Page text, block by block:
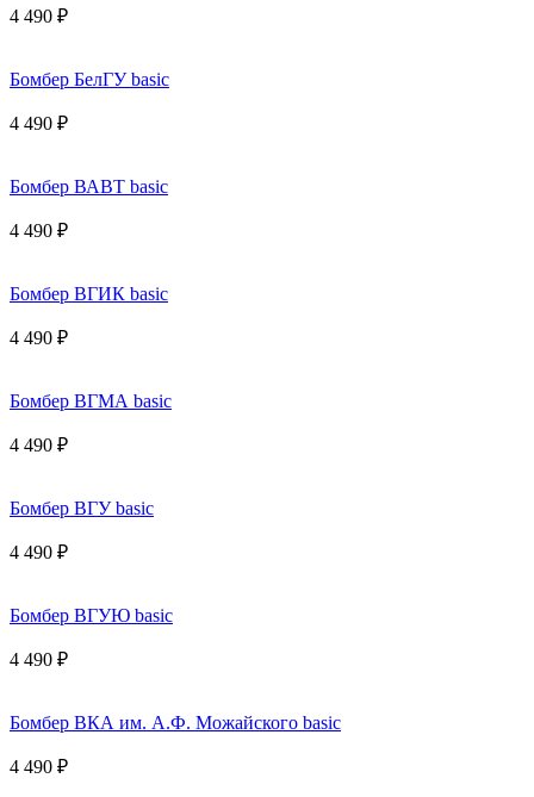
4 490 ₽
Бомбер БелГУ basic
4 490 ₽
Бомбер ВАВТ basic
4 490 ₽
Бомбер ВГИК basic
4 490 ₽
Бомбер ВГМА basic
4 490 ₽
Бомбер ВГУ basic
4 490 ₽
Бомбер ВГУЮ basic
4 490 ₽
Бомбер ВКА им. А.Ф. Можайского basic
4 490 ₽